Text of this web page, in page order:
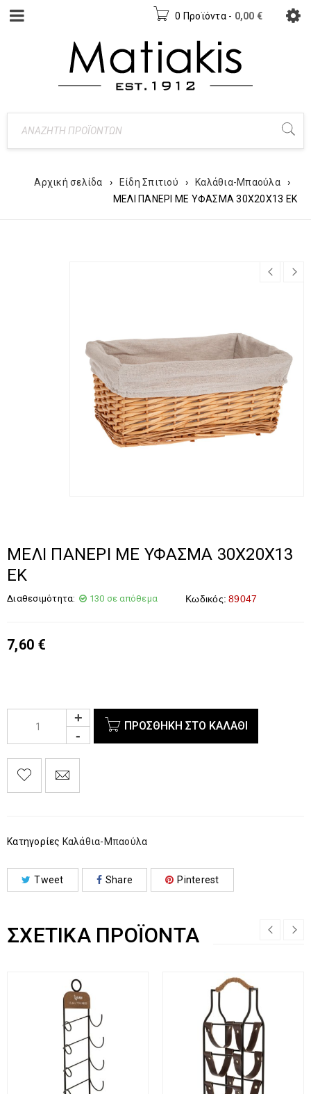
0 Προϊόντα - 0,00 €
Αρχική σελίδα › Είδη Σπιτιού › Καλάθια-Μπαούλα
›
ΜΕΛΙ ΠΑΝΕΡΙ ΜΕ ΥΦΑΣΜΑ 30X20X13 ΕΚ
ΜΕΛΙ ΠΑΝΕΡΙ ΜΕ ΥΦΑΣΜΑ 30X20X13
ΕΚ
Διαθεσιμότητα: 130 σε απόθεμα Κωδικός: 89047
7,60 €
ΠΡΟΣΘΉΚΗ ΣΤΟ ΚΑΛΆΘΙ
Κατηγορίες Καλάθια-Μπαούλα
Tweet Share Pinterest
ΣΧΕΤΙΚΆ ΠΡΟΪΌΝΤΑ